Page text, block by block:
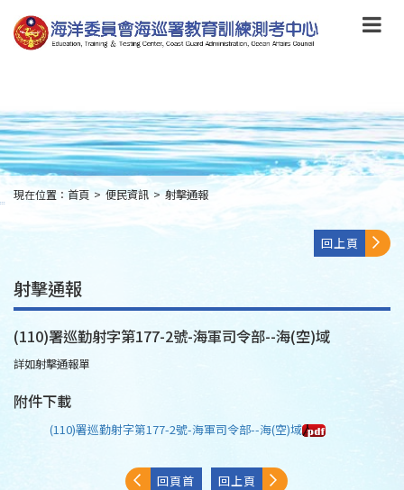
到
主
要
to
main
content
:::
現在位置： 首頁 > 便民資訊 > 射擊通報
回上頁
射擊通報
(110)署巡勤射字第177-2號-海軍司令部--海(空)域
詳如射擊通報單
附件下載
(110)署巡勤射字第177-2號-海軍司令部--海(空)域
回頁首 回上頁